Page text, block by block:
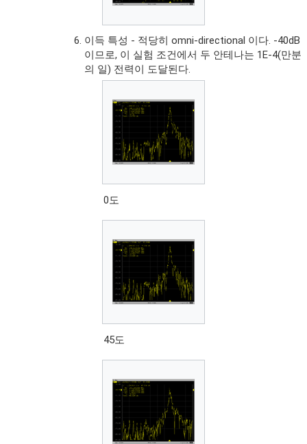
이득 특성 - 적당히 omni-directional 이다. -40dB
이므로, 이 실험 조건에서 두 안테나는 1E-4(만분
의 일) 전력이 도달된다.
0도
45도